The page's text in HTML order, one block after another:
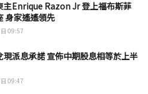
主Enrique Razon Jr 登上福布斯菲
身家遙遙領先
09:57
現派息承諾 宣佈中期股息相等於上半
09:47